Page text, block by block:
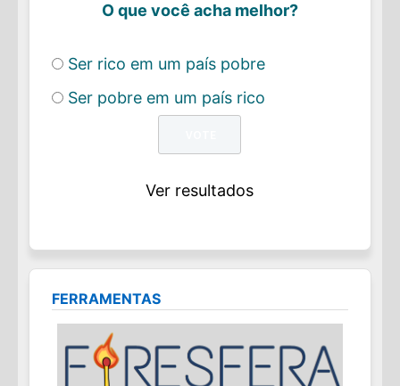
O que você acha melhor?
Ser rico em um país pobre
Ser pobre em um país rico
Ver resultados
FERRAMENTAS